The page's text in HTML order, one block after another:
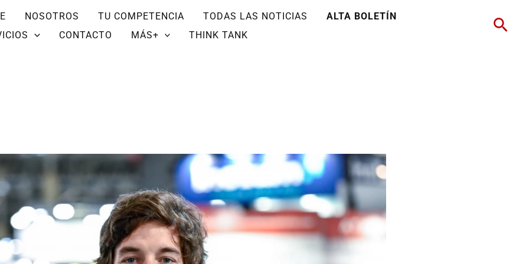
NOSOTROS TU COMPETENCIA TODAS LAS NOTICIAS
ALTA BOLETÍN
CONTACTO MÁS+ THINK TANK